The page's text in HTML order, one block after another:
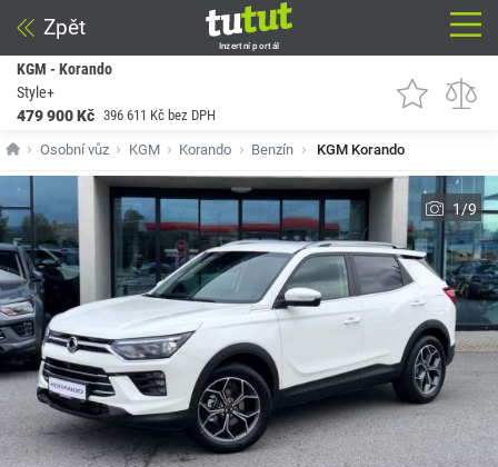
Zpět
Inzertní portál
KGM - Korando
Style+
479 900 Kč 396 611 Kč bez DPH
Osobní vůz KGM Korando Benzín KGM Korando
1/9